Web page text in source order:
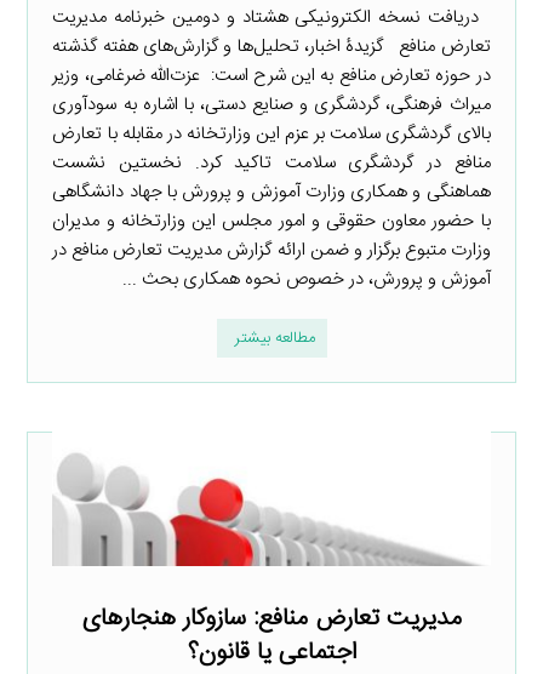
دریافت نسخه الکترونیکی هشتاد و دومین خبرنامه مدیریت
تعارض منافع گزیدۀ اخبار، تحلیل‌ها و گزارش‌های هفته گذشته
در حوزه تعارض منافع به این شرح است: ‌ عزت‌الله ضرغامی، وزیر
میراث فرهنگی، گردشگری و صنایع دستی، با اشاره به سودآوری
بالای گردشگری سلامت بر عزم این وزارتخانه در مقابله با تعارض
منافع در گردشگری سلامت تاکید کرد. نخستین نشست
هماهنگی و همکاری وزارت آموزش و پرورش با جهاد دانشگاهی
با حضور معاون حقوقی و امور مجلس این وزارتخانه و مدیران
وزارت متبوع برگزار و ضمن ارائه گزارش مدیریت تعارض منافع در
آموزش و پرورش، در خصوص نحوه همکاری بحث ...
مطالعه بیشتر
مدیریت تعارض منافع: سازوکار هنجارهای
اجتماعی یا قانون؟